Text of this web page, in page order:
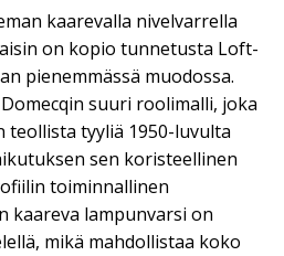
kaarevalla nivelvarrella
on kopio tunnetusta Loft-
pienemmässä muodossa.
suuri roolimalli, joka
teollista tyyliä 1950-luvulta
sen koristeellinen
toiminnallinen
kaareva lampunvarsi on
mikä mahdollistaa koko